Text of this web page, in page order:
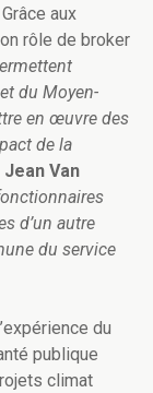
aux
rôle de broker
du Moyen-
en œuvre des
de la
Jean Van
d’un autre
du service
du
publique
climat